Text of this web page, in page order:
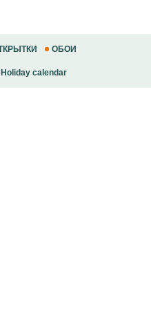
ОБОИ
calendar